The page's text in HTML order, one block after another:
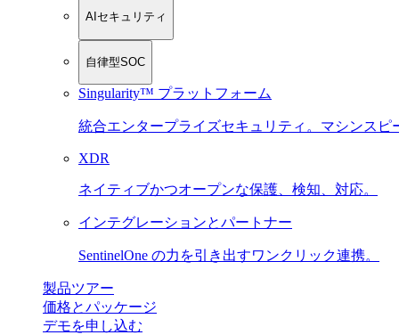
AIセキュリティ
自律型SOC
Singularity™ プラットフォーム
統合エンタープライズセキュリティ。マシンス
XDR
ネイティブかつオープンな保護、検知、対応。
インテグレーションとパートナー
SentinelOne の力を引き出すワンクリック連携。
製品ツアー
価格とパッケージ
デモを申し込む